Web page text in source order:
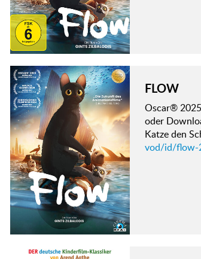
FLOW
Oscar®
oder
Katze den
vod/id/